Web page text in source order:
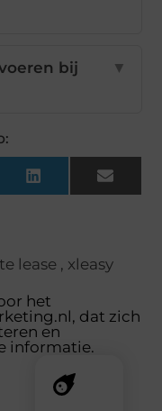
bij
▼
LinkedInEmail
lease , xleasy
het
dat zich
en
informatie.